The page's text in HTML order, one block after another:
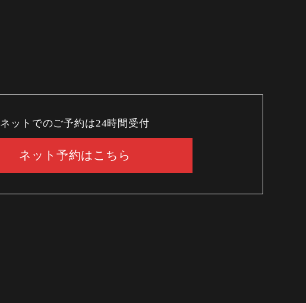
ネットでのご予約は24時間受付
ネット予約はこちら